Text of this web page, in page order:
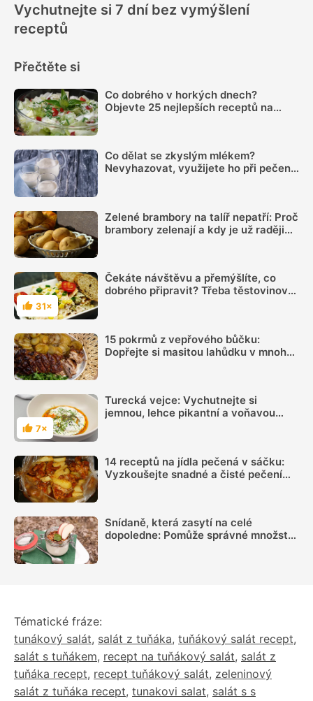
Vychutnejte si 7 dní bez vymýšlení
receptů
Přečtěte si
Co dobrého v horkých dnech?
Objevte 25 nejlepších receptů na
Co dělat se zkyslým mlékem?
Nevyhazovat, využijete ho při pečení i
Zelené brambory na talíř nepatří: Proč
brambory zelenají a kdy je už raději
Hodnocení
31×
Čekáte návštěvu a přemýšlíte, co
dobrého připravit? Třeba těstovinový
15 pokrmů z vepřového bůčku:
Dopřejte si masitou lahůdku v mnoha
Hodnocení
7×
Turecká vejce: Vychutnejte si
jemnou, lehce pikantní a voňavou
14 receptů na jídla pečená v sáčku:
Vyzkoušejte snadné a čisté pečení
Snídaně, která zasytí na celé
dopoledne: Pomůže správné množství
Tématické fráze:
tunákový salát, salát z tuňáka, tuňákový salát recept,
salát s tuňákem, recept na tuňákový salát, salát z
tuňáka recept, recept tuňákový salát, zeleninový
salát z tuňáka recept, tunakovi salat, salát s s